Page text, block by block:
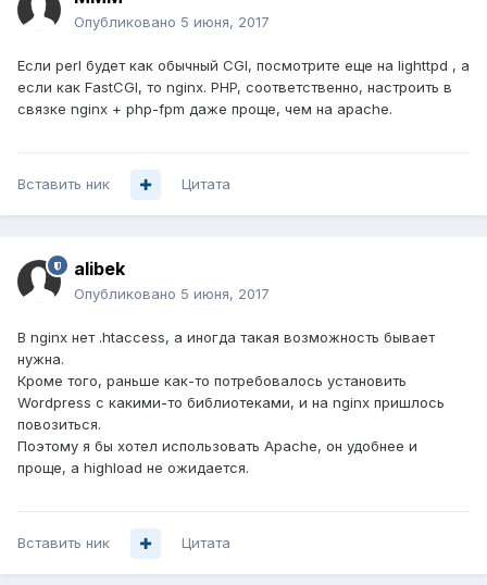
Опубликовано 5 июня, 2017
Если perl будет как обычный CGI, посмотрите еще на lighttpd , а
если как FastCGI, то nginx. PHP, соответственно, настроить в
связке nginx + php-fpm даже проще, чем на apache.
Вставить ник Цитата
alibek
Опубликовано 5 июня, 2017
В nginx нет .htaccess, а иногда такая возможность бывает
нужна.
Кроме того, раньше как-то потребовалось установить
Wordpress с какими-то библиотеками, и на nginx пришлось
повозиться.
Поэтому я бы хотел использовать Apache, он удобнее и
проще, а highload не ожидается.
Вставить ник Цитата